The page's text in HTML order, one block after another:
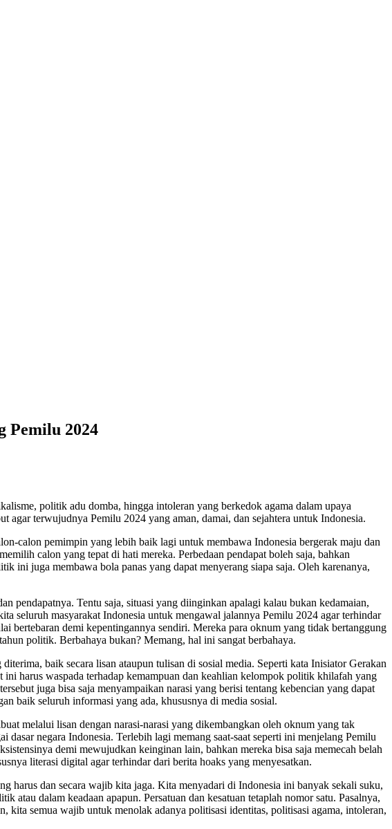
Pemilu 2024
politik adu domba, hingga intoleran yang berkedok agama dalam upaya
agar terwujudnya Pemilu 2024 yang aman, damai, dan sejahtera untuk Indonesia.
calon pemimpin yang lebih baik lagi untuk membawa Indonesia bergerak maju dan
calon yang tepat di hati mereka. Perbedaan pendapat boleh saja, bahkan
ini juga membawa bola panas yang dapat menyerang siapa saja. Oleh karenanya,
pendapatnya. Tentu saja, situasi yang diinginkan apalagi kalau bukan kedamaian,
seluruh masyarakat Indonesia untuk mengawal jalannya Pemilu 2024 agar terhindar
bertebaran demi kepentingannya sendiri. Mereka para oknum yang tidak bertanggung
politik. Berbahaya bukan? Memang, hal ini sangat berbahaya.
baik secara lisan ataupun tulisan di sosial media. Seperti kata Inisiator Gerakan
harus waspada terhadap kemampuan dan keahlian kelompok politik khilafah yang
juga bisa saja menyampaikan narasi yang berisi tentang kebencian yang dapat
baik seluruh informasi yang ada, khususnya di media sosial.
melalui lisan dengan narasi-narasi yang dikembangkan oleh oknum yang tak
negara Indonesia. Terlebih lagi memang saat-saat seperti ini menjelang Pemilu
demi mewujudkan keinginan lain, bahkan mereka bisa saja memecah belah
literasi digital agar terhindar dari berita hoaks yang menyesatkan.
harus dan secara wajib kita jaga. Kita menyadari di Indonesia ini banyak sekali suku,
dalam keadaan apapun. Persatuan dan kesatuan tetaplah nomor satu. Pasalnya,
semua wajib untuk menolak adanya politisasi identitas, politisasi agama, intoleran,